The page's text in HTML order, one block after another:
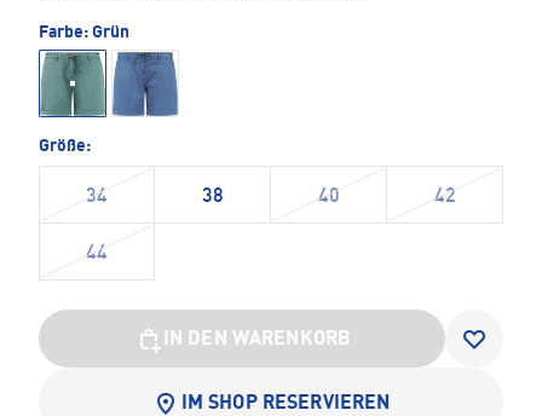
Farbe: Grün
Größe:
34 38 40 42
44
IN DEN WARENKORB
IM SHOP RESERVIEREN